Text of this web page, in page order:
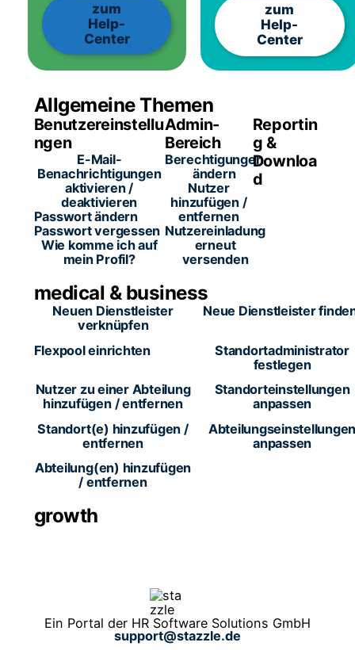
zum
Help-
Center
zum
Help-
Center
Allgemeine Themen
Benutzereinstellu
ngen
E-Mail-
Benachrichtigungen
aktivieren /
deaktivieren
Passwort ändern
Passwort vergessen
Wie komme ich auf
mein Profil?
Admin-
Bereich
Berechtigungen
ändern
Nutzer
hinzufügen /
entfernen
Nutzereinladung
erneut
versenden
Reportin
g &
Downloa
d
medical & business
Neuen Dienstleister
verknüpfen
Neue Dienstleister
Flexpool einrichten
Standortadministrator
festlegen
Nutzer zu einer Abteilung
hinzufügen / entfernen
Standorteinstellungen
anpassen
Standort(e) hinzufügen /
entfernen
anpassen
Abteilung(en) hinzufügen
/ entfernen
growth
Ein Portal der HR Software Solutions GmbH
support@stazzle.de